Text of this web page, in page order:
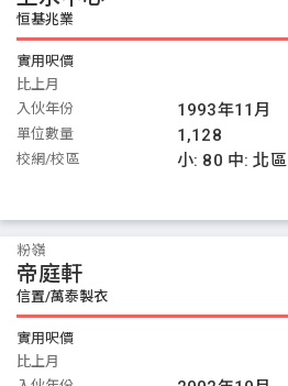
恒基兆業
實用呎價
比上月
入伙年份
1993年11月
單位數量 1,128
校網/校區 小: 80 中:北區
粉嶺
帝庭軒
信置/萬泰製衣
實用呎價
比上月